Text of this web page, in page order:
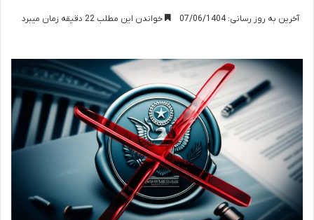
آخرین به روز رسانی: 07/06/1404 خواندن این مطلب 22 دقیقه زمان میبرد